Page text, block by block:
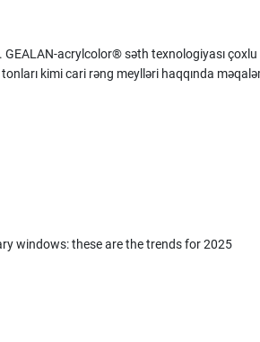
acrylcolor® səth texnologiyası çoxlu
kimi cari rəng meylləri haqqında